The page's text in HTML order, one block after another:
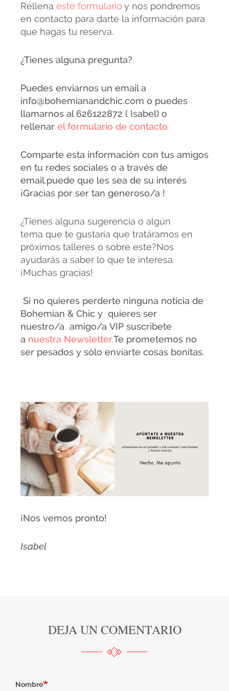
Rellena este formulario y nos pondremos
en contacto para darte la información para
que hagas tu reserva.
¿Tienes alguna pregunta?
Puedes enviarnos un email a
info@bohemianandchic.com o puedes
llamarnos al 626122872 ( Isabel) o
rellenar el formulario de contacto
Comparte esta información con tus amigos
en tu redes sociales o a través de
email.puede que les sea de su interés
¡Gracias por ser tan generoso/a !
¿Tienes alguna sugerencia o algún
tema que te gustaría que tratáramos en
próximos talleres o sobre este?Nos
ayudarás a saber lo que te interesa.
¡Muchas gracias!
Si no quieres perderte ninguna noticia de
Bohemian & Chic y quieres ser
nuestro/a amigo/a VIP suscribete
a nuestra Newsletter.Te prometemos no
ser pesados y sólo enviarte cosas bonitas.
¡Nos vemos pronto!
Isabel
DEJA UN COMENTARIO
Nombre